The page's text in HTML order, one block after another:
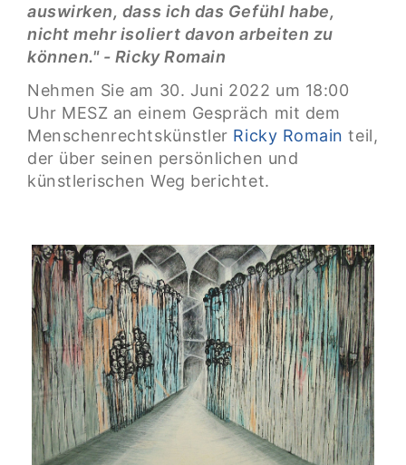
auswirken, dass ich das Gefühl habe,
nicht mehr isoliert davon arbeiten zu
können." - Ricky Romain
Nehmen Sie am 30. Juni 2022 um 18:00
Uhr MESZ an einem Gespräch mit dem
Menschenrechtskünstler Ricky Romain teil,
der über seinen persönlichen und
künstlerischen Weg berichtet.